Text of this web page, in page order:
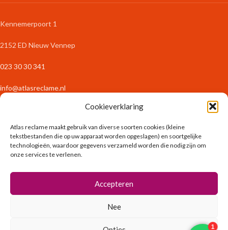
Cookieverklaring
Atlas reclame maakt gebruik van diverse soorten cookies (kleine
tekstbestanden die op uw apparaat worden opgeslagen) en soortgelijke
technologieën, waardoor gegevens verzameld worden die nodig zijn om
onze services te verlenen.
Accepteren
Nee
Kennemerpoort 1
2152 ED Nieuw Vennep
023 30 30 341
info@atlasreclame.nl
Zakelijk Drukwerk
Stickers & Etiketten
Fotoproducten
Binnenreclame
Exterieur & Tuin